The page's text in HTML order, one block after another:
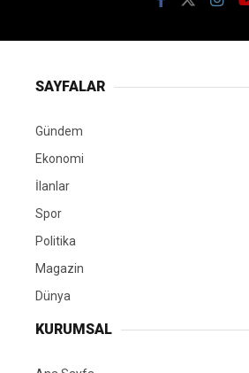
SAYFALAR
Gündem
Ekonomi
İlanlar
Spor
Politika
Magazin
Dünya
KURUMSAL